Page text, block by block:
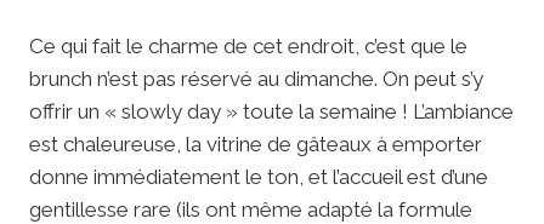
Ce qui fait le charme de cet endroit, c’est que le
brunch n’est pas réservé au dimanche. On peut s’y
offrir un « slowly day » toute la semaine ! L’ambiance
est chaleureuse, la vitrine de gâteaux à emporter
donne immédiatement le ton, et l’accueil est d’une
gentillesse rare (ils ont même adapté la formule